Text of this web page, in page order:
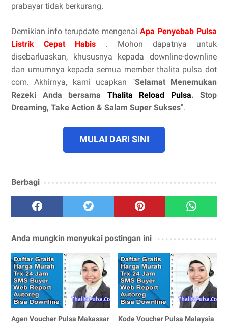
prabayar tidak berkurang.
Demikian info terupdate mengenai Apa Penyebab Pulsa
Listrik Cepat Habis . Mohon dapatnya untuk
disebarluaskan, khususnya kepada downline-downline
dan umumnya kepada semua member thalita pulsa dot
com. Akhirnya, kami ucapkan "Selamat Menemukan
Rezeki Anda bersama Thalita Reload Pulsa. Stop
Dreaming, Take Action & Salam Super Sukses".
MULAI DARI SINI
Berbagi
Anda mungkin menyukai postingan ini
Agen Voucher Pulsa Makassar Kode Voucher Pulsa Malaysia